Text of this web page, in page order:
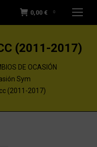
0,00 € 0
(2011-2017)
DE OCASIÓN
Sym
(2011-2017)